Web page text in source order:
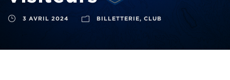
3 AVRIL 2024 BILLETTERIE, CLUB